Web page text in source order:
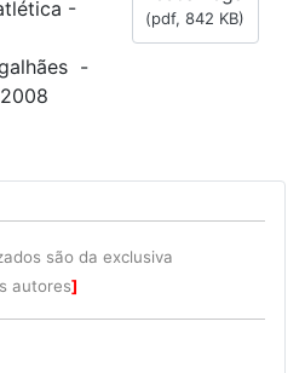
são da exclusiva
autores]
(pdf, 842 KB)
-
-